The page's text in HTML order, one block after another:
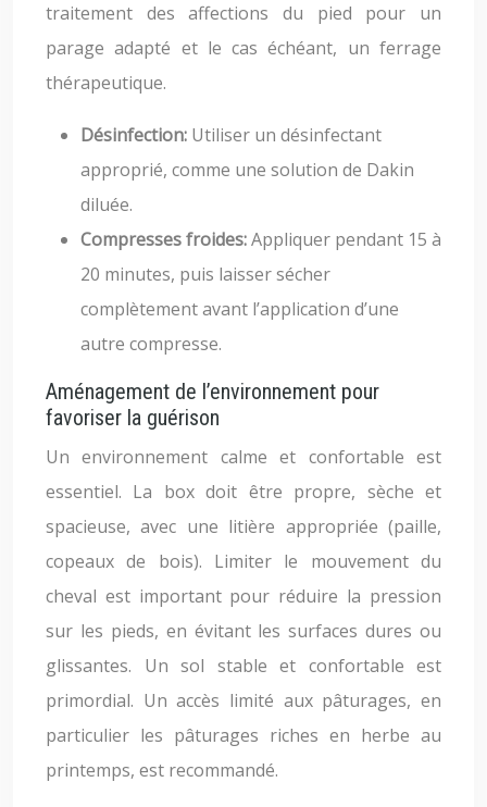
traitement des affections du pied pour un
parage adapté et le cas échéant, un ferrage
thérapeutique.
Désinfection: Utiliser un désinfectant
approprié, comme une solution de Dakin
diluée.
Compresses froides:Appliquer pendant 15 à
20 minutes, puis laisser sécher
complètement avant l’application d’une
autre compresse.
Aménagement de l’environnement pour
favoriser la guérison
Un environnement calme et confortable est
essentiel. La box doit être propre, sèche et
spacieuse, avec une litière appropriée (paille,
copeaux de bois). Limiter le mouvement du
cheval est important pour réduire la pression
sur les pieds, en évitant les surfaces dures ou
glissantes. Un sol stable et confortable est
primordial. Un accès limité aux pâturages, en
particulier les pâturages riches en herbe au
printemps, est recommandé.